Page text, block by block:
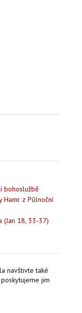
bohoslužbě
Hamr z Půlnoční
(Jan 18, 33-37)
navštivte také
jim